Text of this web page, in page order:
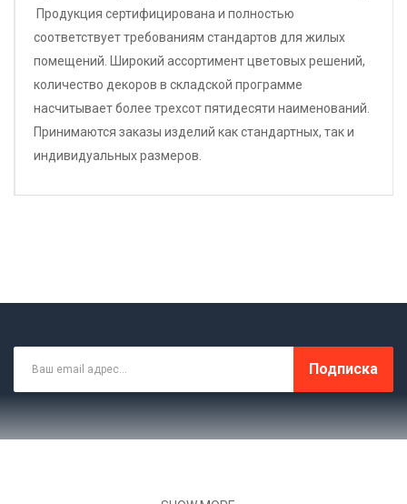
Продукция сертифицирована и полностью
соответствует требованиям стандартов для жилых
помещений. Широкий ассортимент цветовых решений,
количество декоров в складской программе
насчитывает более трехсот пятидесяти наименований.
Принимаются заказы изделий как стандартных, так и
индивидуальных размеров.
Подписка